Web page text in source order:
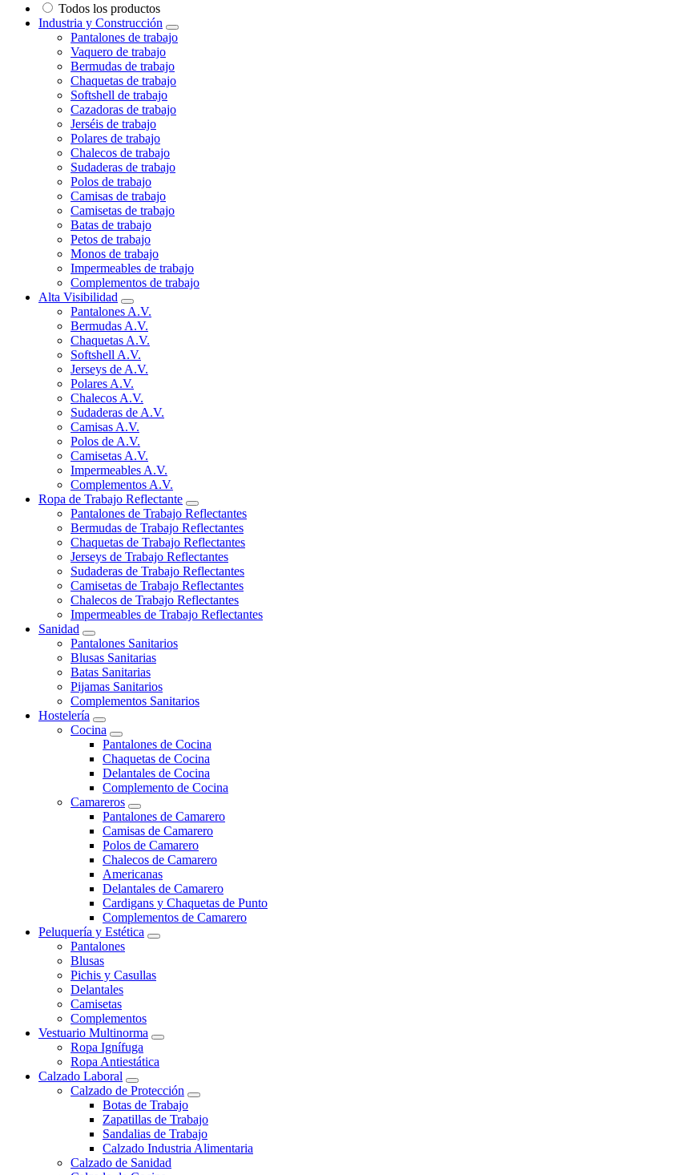
Todos los productos
Industria y Construcción
Pantalones de trabajo
Vaquero de trabajo
Bermudas de trabajo
Chaquetas de trabajo
Softshell de trabajo
Cazadoras de trabajo
Jerséis de trabajo
Polares de trabajo
Chalecos de trabajo
Sudaderas de trabajo
Polos de trabajo
Camisas de trabajo
Camisetas de trabajo
Batas de trabajo
Petos de trabajo
Monos de trabajo
Impermeables de trabajo
Complementos de trabajo
Alta Visibilidad
Pantalones A.V.
Bermudas A.V.
Chaquetas A.V.
Softshell A.V.
Jerseys de A.V.
Polares A.V.
Chalecos A.V.
Sudaderas de A.V.
Camisas A.V.
Polos de A.V.
Camisetas A.V.
Impermeables A.V.
Complementos A.V.
Ropa de Trabajo Reflectante
Pantalones de Trabajo Reflectantes
Bermudas de Trabajo Reflectantes
Chaquetas de Trabajo Reflectantes
Jerseys de Trabajo Reflectantes
Sudaderas de Trabajo Reflectantes
Camisetas de Trabajo Reflectantes
Chalecos de Trabajo Reflectantes
Impermeables de Trabajo Reflectantes
Sanidad
Pantalones Sanitarios
Blusas Sanitarias
Batas Sanitarias
Pijamas Sanitarios
Complementos Sanitarios
Hostelería
Cocina
Pantalones de Cocina
Chaquetas de Cocina
Delantales de Cocina
Complemento de Cocina
Camareros
Pantalones de Camarero
Camisas de Camarero
Polos de Camarero
Chalecos de Camarero
Americanas
Delantales de Camarero
Cardigans y Chaquetas de Punto
Complementos de Camarero
Peluquería y Estética
Pantalones
Blusas
Pichis y Casullas
Delantales
Camisetas
Complementos
Vestuario Multinorma
Ropa Ignífuga
Ropa Antiestática
Calzado Laboral
Calzado de Protección
Botas de Trabajo
Zapatillas de Trabajo
Sandalias de Trabajo
Calzado Industria Alimentaria
Calzado de Sanidad